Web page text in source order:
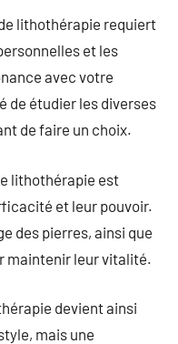
lithothérapie requiert
et les
avec votre
de étudier les diverses
de faire un choix.
lithothérapie est
et leur pouvoir.
des pierres, ainsi que
maintenir leur vitalité.
devient ainsi
mais une